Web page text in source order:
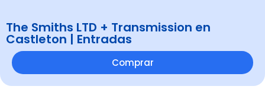
The Smiths LTD + Transmission en
Castleton | Entradas
Comprar